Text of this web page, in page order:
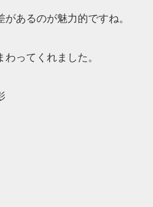
あるのが魅力的ですね。
ってくれました。